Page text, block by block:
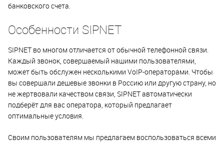
банковского счета.
Особенности SIPNET
SIPNET во многом отличается от обычной телефонной связи.
Каждый звонок, совершаемый нашими пользователями,
может быть обслужен несколькими VoIP-операторами. Чтобы
вы совершали дешевые звонки в Россию или другую страну, но
не жертвовали качеством связи, SIPNET автоматически
подберёт для вас оператора, который предлагает
оптимальные условия.
Своим пользователям мы предлагаем воспользоваться всеми